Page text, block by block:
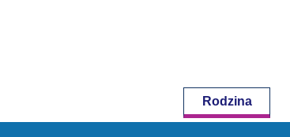
Rodzina